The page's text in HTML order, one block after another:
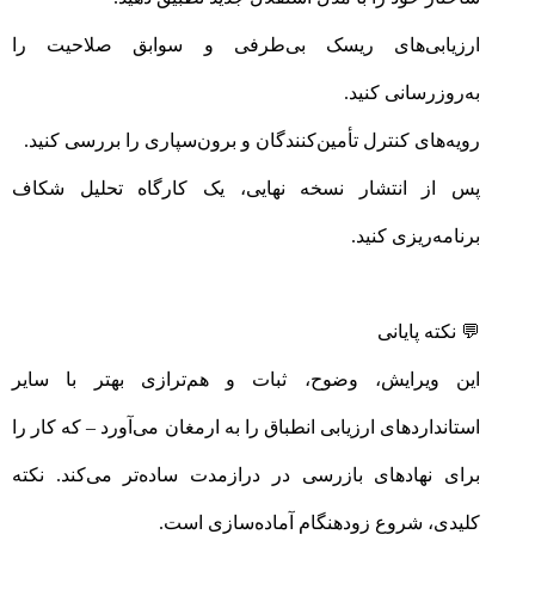
ارزیابی‌های ریسک بی‌طرفی و سوابق صلاحیت را
به‌روزرسانی کنید.
رویه‌های کنترل تأمین‌کنندگان و برون‌سپاری را بررسی کنید.
پس از انتشار نسخه نهایی، یک کارگاه تحلیل شکاف
برنامه‌ریزی کنید.
💬 نکته پایانی
این ویرایش، وضوح، ثبات و هم‌ترازی بهتر با سایر
استانداردهای ارزیابی انطباق را به ارمغان می‌آورد – که کار را
برای نهادهای بازرسی در درازمدت ساده‌تر می‌کند. نکته
کلیدی، شروع زودهنگام آماده‌سازی است.